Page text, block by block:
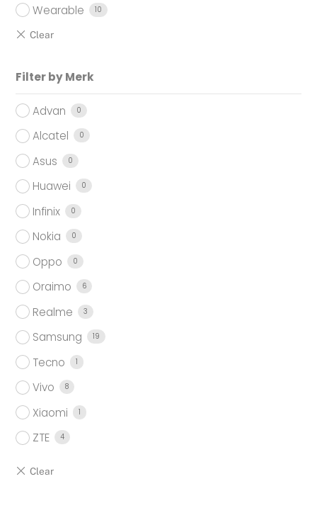
Wearable 10
Filter by Merk
Advan 0
Alcatel 0
Asus 0
Huawei 0
Infinix 0
Nokia 0
Oppo 0
Oraimo 6
Realme 3
Samsung 19
Tecno 1
Vivo 8
Xiaomi 1
ZTE 4